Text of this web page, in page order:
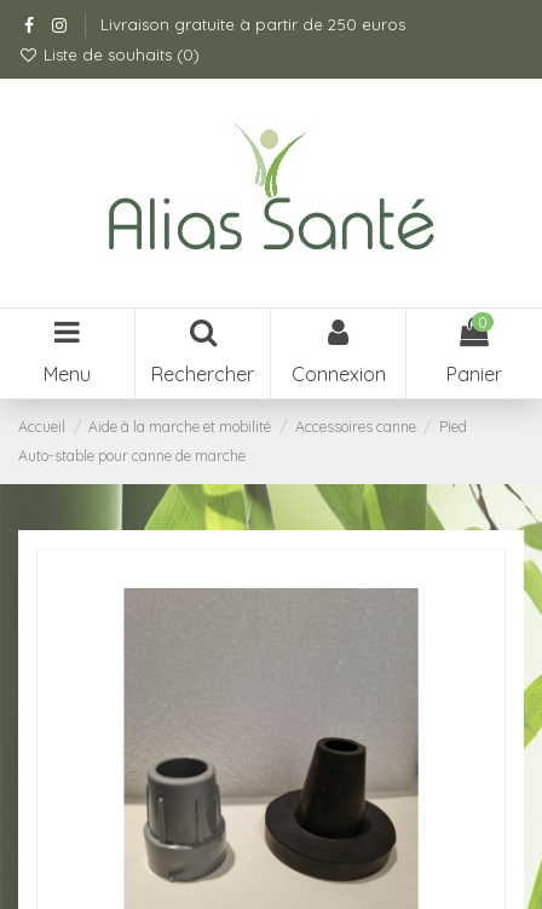
Livraison gratuite à partir de 250 euros
Liste de souhaits (0)
Menu Rechercher Connexion
0
Panier
Accueil Aide à la marche et mobilité Accessoires canne
Pied
Auto-stable pour canne de marche